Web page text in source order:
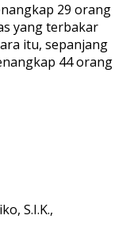
29 orang
yang terbakar
itu, sepanjang
44 orang